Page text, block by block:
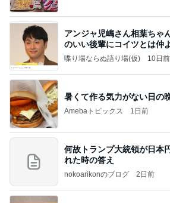
アンジャ児嶋さん相葉ちゃ
のいい後輩にコイツとは仲
喋り場ならぬ語り場(仮) 10日前
暑くて作る気力がない日の
Amebaトピックス 1日前
何故トランプ大統領が日本
れた時の答え
nokoarikonのブログ 2日前